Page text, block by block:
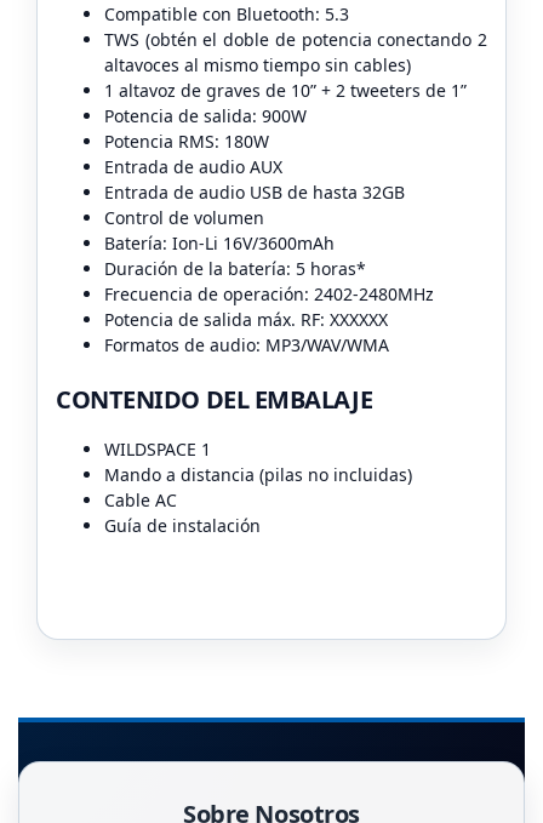
Compatible con Bluetooth: 5.3
TWS (obtén el doble de potencia conectando 2
altavoces al mismo tiempo sin cables)
1 altavoz de graves de 10” + 2 tweeters de 1”
Potencia de salida: 900W
Potencia RMS: 180W
Entrada de audio AUX
Entrada de audio USB de hasta 32GB
Control de volumen
Batería: Ion-Li 16V/3600mAh
Duración de la batería: 5 horas*
Frecuencia de operación: 2402-2480MHz
Potencia de salida máx. RF: XXXXXX
Formatos de audio: MP3/WAV/WMA
CONTENIDO DEL EMBALAJE
WILDSPACE 1
Mando a distancia (pilas no incluidas)
Cable AC
Guía de instalación
Sobre Nosotros